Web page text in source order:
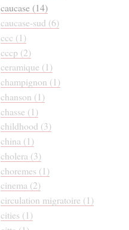
caucase (14)
caucase-sud (6)
ccc (1)
cccp (2)
ceramique (1)
champignon (1)
chanson (1)
chasse (1)
childhood (3)
china (1)
cholera (3)
choremes (1)
cinema (2)
circulation migratoire (1)
cities (1)